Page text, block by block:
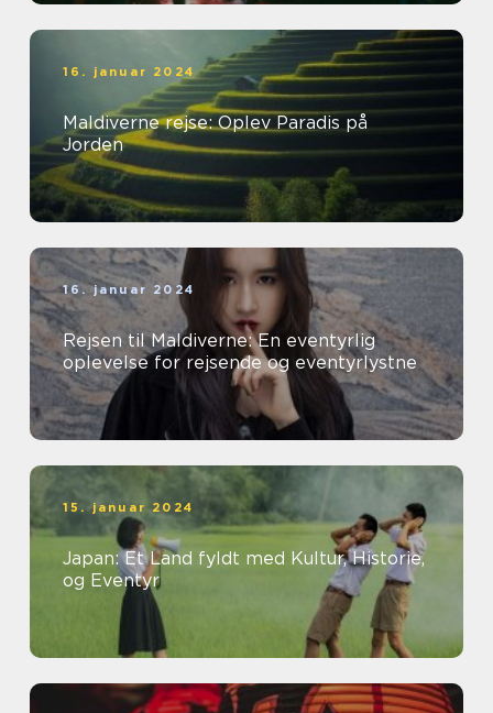
16. januar 2024
Maldiverne rejse: Oplev Paradis på
Jorden
16. januar 2024
Rejsen til Maldiverne: En eventyrlig
oplevelse for rejsende og eventyrlystne
15. januar 2024
Japan: Et Land fyldt med Kultur, Historie,
og Eventyr